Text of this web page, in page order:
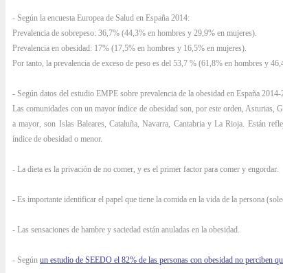
- Según la encuesta Europea de Salud en España 2014:
Prevalencia de sobrepeso: 36,7% (44,3% en hombres y 29,9% en mujeres).
Prevalencia en obesidad: 17% (17,5% en hombres y 16,5% en mujeres).
Por tanto, la prevalencia de exceso de peso es del 53,7 % (61,8% en hombres y
- Según datos del estudio EMPE sobre prevalencia de la obesidad en España 2014-
Las comunidades con un mayor índice de obesidad son, por este orden, Asturias,
a mayor, son Islas Baleares, Cataluña, Navarra, Cantabria y La Rioja. Están
índice de obesidad o menor.
- La dieta es la privación de no comer, y es el primer factor para comer y engordar.
- Es importante identificar el papel que tiene la comida en la vida de la persona
- Las sensaciones de hambre y saciedad están anuladas en la obesidad.
- Según un estudio de SEEDO el 82% de las personas con obesidad no perciben